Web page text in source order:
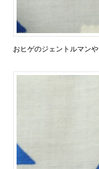
おヒゲのジェントルマンや